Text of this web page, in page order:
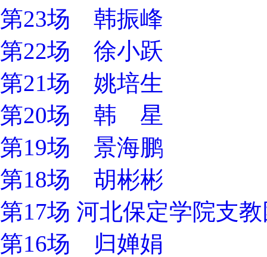
第23场 韩振峰
第22场 徐小跃
第21场 姚培生
第20场 韩 星
第19场 景海鹏
第18场 胡彬彬
第17场 河北保定学院支
第16场 归婵娟